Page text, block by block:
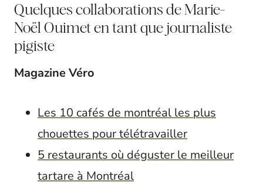
Quelques collaborations de Marie-
Noël Ouimet en tant que journaliste
pigiste
Magazine Véro
Les 10 cafés de montréal les plus
chouettes pour télétravailler
5 restaurants où déguster le meilleur
tartare à Montréal